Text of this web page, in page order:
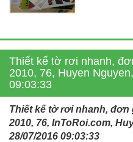
Thiết kế tờ rơi nhanh,
2010, 76, Huyen
09:03:33
Thiết kế tờ rơi nhanh,
2010, 76, InToRoi.com,
28/07/2016 09:03:33